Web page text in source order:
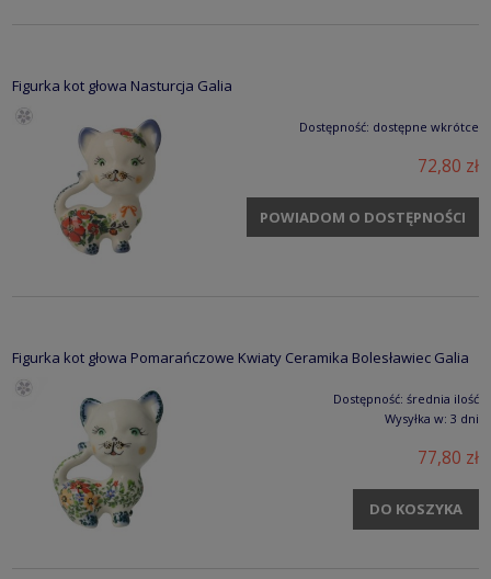
Figurka kot głowa Nasturcja Galia
Dostępność: dostępne wkrótce
72,80 zł
POWIADOM O DOSTĘPNOŚCI
Figurka kot głowa Pomarańczowe Kwiaty Ceramika Bolesławiec Galia
Dostępność: średnia ilość
Wysyłka w: 3 dni
77,80 zł
DO KOSZYKA